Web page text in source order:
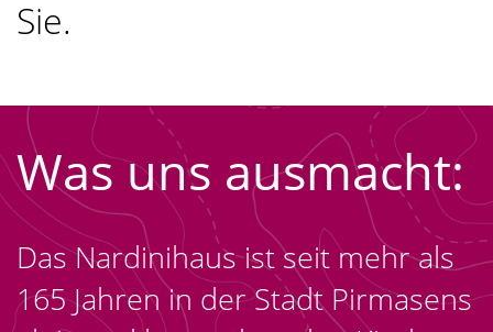
Sie.
Was uns ausmacht:
Das Nardinihaus ist seit mehr als
165 Jahren in der Stadt Pirmasens